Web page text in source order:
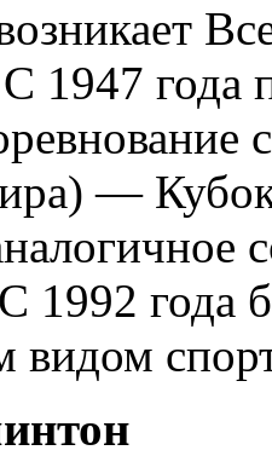
1947 года
—
1992 года
видом